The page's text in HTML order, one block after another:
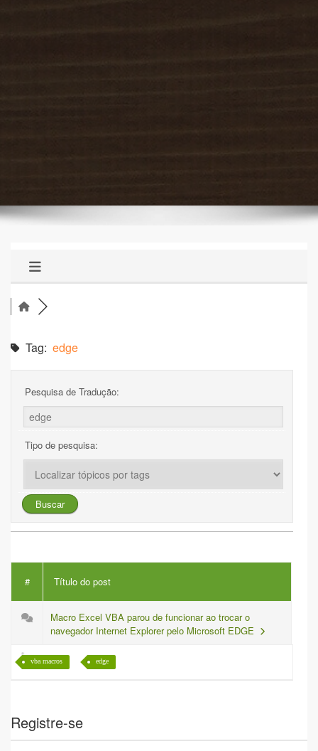
Tag: edge
Pesquisa de Tradução:
Tipo de pesquisa:
# Título do post
Macro Excel VBA parou de funcionar ao trocar o
navegador Internet Explorer pelo Microsoft EDGE
vba macros edge
Registre-se